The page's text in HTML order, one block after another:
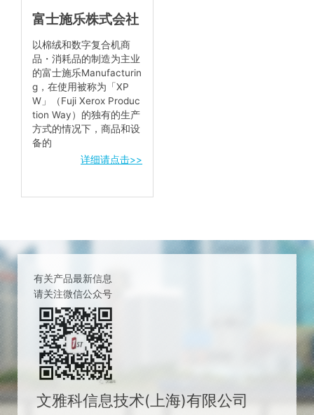
富士施乐株式会社
以棉绒和数字复合机商
品・消耗品的制造为主业
的富士施乐Manufacturin
g，在使用被称为「XP
W」（Fuji Xerox Produc
tion Way）的独有的生产
方式的情况下，商品和设
备的
详细请点击>>
有关产品最新信息
请关注微信公众号
文雅科信息技术(上海)有限公司